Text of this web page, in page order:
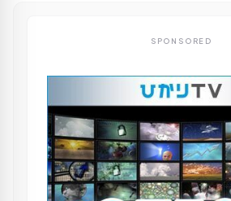
SPONSORED